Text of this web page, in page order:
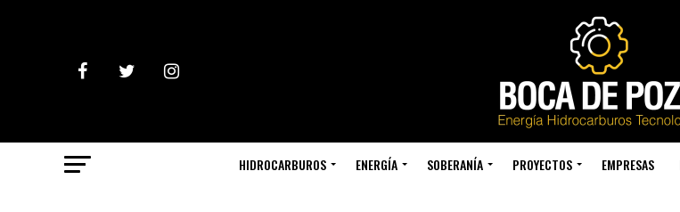
HIDROCARBUROS ENERGÍA SOBERANÍA PROYECTOS EMPRESAS